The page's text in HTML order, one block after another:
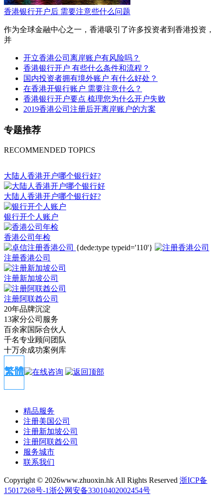
香港银行开户后 需要注意些什么问题
作为全球金融中心之一，香港吸引了许多投资者到香港投资，
并
开立香港公司离岸账户有风险吗？
香港银行开户 有些什么条件和流程？
国内投资者拥有境外账户 有什么好处？
在香港开银行账户 需要注意什么？
香港银行开户要点 梳理您为什么开户失败
2019香港公司注册后开离岸账户的方案
专题推荐
RECOMMENDED TOPICS
大陆人香港开户哪个银行好?
大陆人香港开户哪个银行好?
银行开个人账户
香港公司年检
{dede:type typeid='110'}
注册香港公司
注册新加坡公司
注册阿联酋公司
20年品牌沉淀
13家分公司服务
百余家国际合伙人
千名专业顾问团队
十万余成功案例库
繁體
精品服务
注册美国公司
注册新加坡公司
注册阿联酋公司
服务城市
联系我们
Copyright © 2026www.zhuoxin.hk All Rights Reserved 浙ICP备
15017268号-1浙公网安备33010402002454号